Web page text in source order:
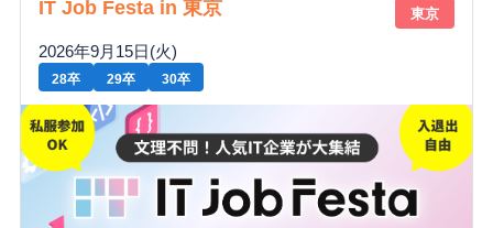
IT Job Festa in 東京 東京
2026年9月15日(火)
28卒 29卒 30卒